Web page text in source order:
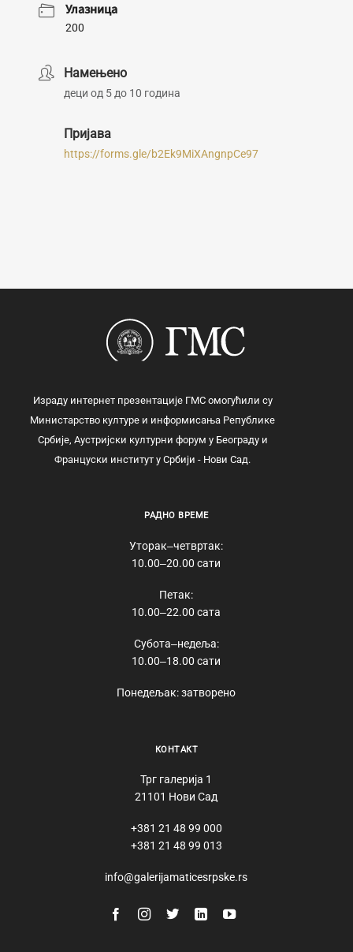
Улазница
200
Намењено
деци од 5 до 10 година
Пријава
https://forms.gle/b2Ek9MiXAngnpCe97
Израду интернет презентације ГМС омогућили су
Министарство културе и информисања Републике
Србије, Аустријски културни форум у Београду и
Француски институт у Србији - Нови Сад.
РАДНО ВРЕМЕ
Уторак‒четвртак:
10.00‒20.00 сати
Петак:
10.00‒22.00 сата
Субота‒недеља:
10.00‒18.00 сати
Понедељак: затворено
КОНТАКТ
Трг галерија 1
21101 Нови Сад
+381 21 48 99 000
+381 21 48 99 013
info@galerijamaticesrpske.rs